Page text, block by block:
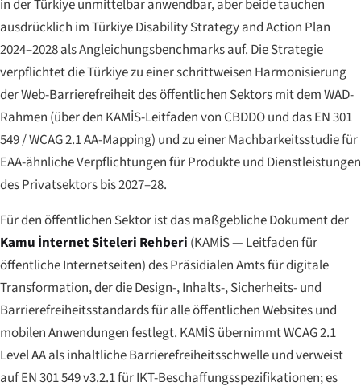
in der Türkiye unmittelbar anwendbar, aber beide tauchen
ausdrücklich im Türkiye Disability Strategy and Action Plan
2024–2028 als Angleichungsbenchmarks auf. Die Strategie
verpflichtet die Türkiye zu einer schrittweisen Harmonisierung
der Web-Barrierefreiheit des öffentlichen Sektors mit dem WAD-
Rahmen (über den KAMİS-Leitfaden von CBDDO und das EN 301
549 / WCAG 2.1 AA-Mapping) und zu einer Machbarkeitsstudie für
EAA-ähnliche Verpflichtungen für Produkte und Dienstleistungen
des Privatsektors bis 2027–28.
Für den öffentlichen Sektor ist das maßgebliche Dokument der
Kamu İnternet Siteleri Rehberi (KAMİS — Leitfaden für
öffentliche Internetseiten) des Präsidialen Amts für digitale
Transformation, der die Design-, Inhalts-, Sicherheits- und
Barrierefreiheitsstandards für alle öffentlichen Websites und
mobilen Anwendungen festlegt. KAMİS übernimmt WCAG 2.1
Level AA als inhaltliche Barrierefreiheitsschwelle und verweist
auf EN 301 549 v3.2.1 für IKT-Beschaffungsspezifikationen; es